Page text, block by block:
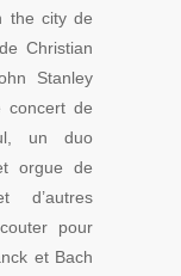
the city de
Christian
Stanley
concert de
un duo
orgue de
d’autres
pour
et Bach